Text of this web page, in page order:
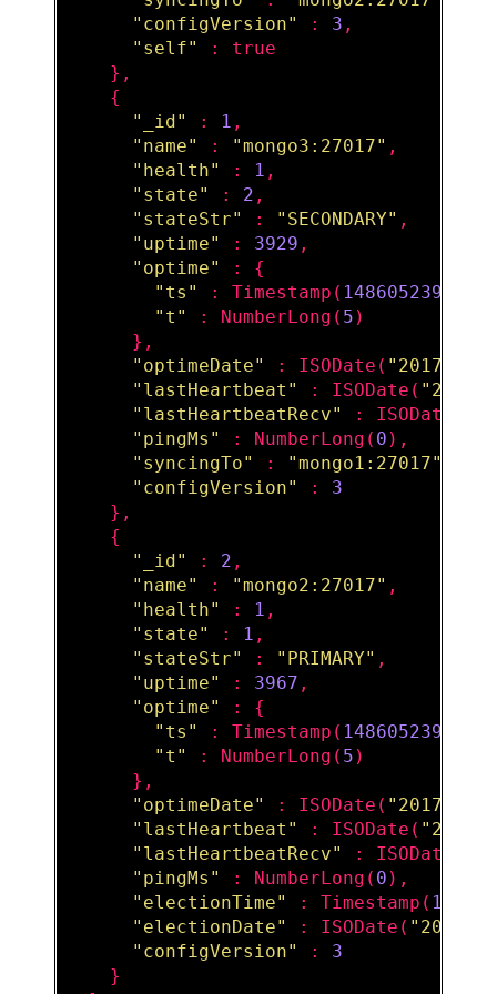
"configVersion"
: 3 ,
"self"
: true
    },
    {
"_id"
: 1 ,
"name"
: "mongo3:27017" ,
"health"
: 1 ,
"state"
: 2 ,
"stateStr"
: "SECONDARY" ,
"uptime"
: 3929 ,
"optime"
: {
"ts"
: Timestamp ( 1486052399
"t"
: NumberLong ( 5 )
      },
"optimeDate"
: ISODate ( "2017-02-
"lastHeartbeat"
: ISODate ( "2017-
"lastHeartbeatRecv"
: ISODate
"pingMs"
: NumberLong ( 0 ),
"syncingTo"
: "mongo1:27017"
"configVersion"
: 3
    },
    {
"_id"
: 2 ,
"name"
: "mongo2:27017" ,
"health"
: 1 ,
"state"
: 1 ,
"stateStr"
: "PRIMARY" ,
"uptime"
: 3967 ,
"optime"
: {
"ts"
: Timestamp ( 1486052399
"t"
: NumberLong ( 5 )
      },
"optimeDate"
: ISODate ( "2017-02-
"lastHeartbeat"
: ISODate ( "2017-
"lastHeartbeatRecv"
: ISODate
"pingMs"
: NumberLong ( 0 ),
"electionTime"
: Timestamp (
"electionDate"
: ISODate ( "2017-
"configVersion"
: 3
    }